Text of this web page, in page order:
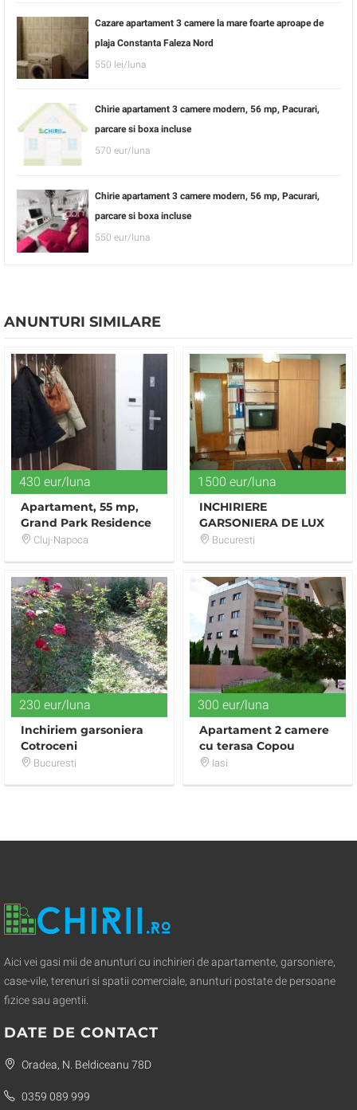
Cazare apartament 3 camere la mare foarte aproape de
plaja Constanta Faleza Nord
550 lei/luna
Chirie apartament 3 camere modern, 56 mp, Pacurari,
parcare si boxa incluse
570 eur/luna
Chirie apartament 3 camere modern, 56 mp, Pacurari,
parcare si boxa incluse
550 eur/luna
ANUNTURI SIMILARE
430 eur/luna
Apartament, 55 mp,
Grand Park Residence
Cluj-Napoca
1500 eur/luna
INCHIRIERE
GARSONIERA DE LUX
MOBILATA VAV
Bucuresti
230 eur/luna
Inchiriem garsoniera
Cotroceni
Bucuresti
300 eur/luna
Apartament 2 camere
cu terasa Copou
Iasi
Aici vei gasi mii de anunturi cu inchirieri de apartamente, garsoniere,
case-vile, terenuri si spatii comerciale, anunturi postate de persoane
fizice sau agentii.
DATE DE CONTACT
Oradea, N. Beldiceanu 78D
0359 089 999